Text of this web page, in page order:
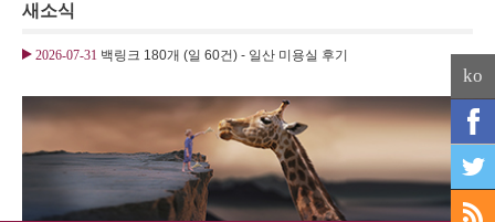
새소식
2026-07-31 백링크 180개 (일 60건) - 일산 미용실 후기
ko
Sketchbook5, 스케치북5